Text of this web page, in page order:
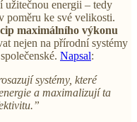
energii – tedy
poměru ke své velikosti.
maximálního výkonu
nejen na přírodní systémy
Napsal:
systémy, které
a maximalizují ta